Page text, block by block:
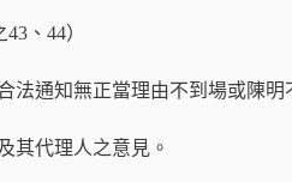
、44）
通知無正當理由不到場或陳明
其代理人之意見。